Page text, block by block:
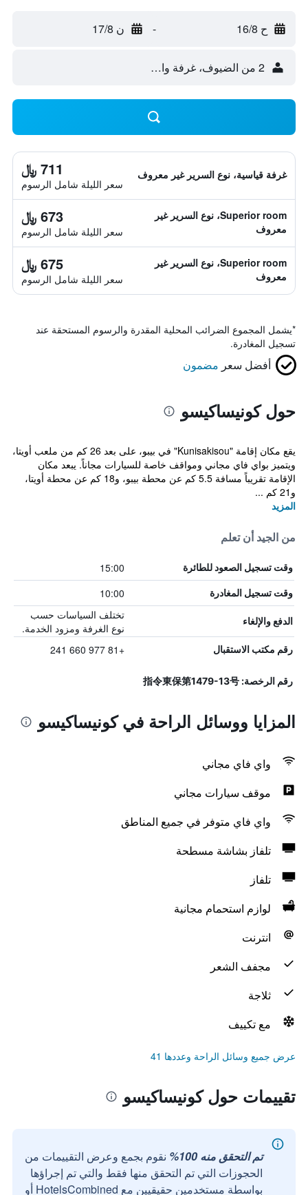
ح 16/8 - ن 17/8
2 من الضيوف، غرفة واحدة
غرفة قياسية، نوع السرير غير معروف 711 ﷼
سعر الليلة شامل الرسوم
Superior room، نوع السرير غير
معروف
673 ﷼
سعر الليلة شامل الرسوم
Superior room، نوع السرير غير
معروف
675 ﷼
سعر الليلة شامل الرسوم
*يشمل المجموع الضرائب المحلية المقدرة والرسوم المستحقة عند
تسجيل المغادرة.
أفضل سعر مضمون
حول كونيساكيسو
يقع مكان إقامة "Kunisakisou" في بيبو، على بعد 26 كم من ملعب أويتا،
ويتميز بواي فاي مجاني ومواقف خاصة للسيارات مجاناً. يبعد مكان
الإقامة تقريباً مسافة 5.5 كم عن محطة بيبو، و18 كم عن محطة أويتا،
و21 كم ...
المزيد
من الجيد أن تعلم
وقت تسجيل الصعود للطائرة 15:00
وقت تسجيل المغادرة 10:00
الدفع والإلغاء
تختلف السياسات حسب
نوع الغرفة ومزود الخدمة.
رقم مكتب الاستقبال +81 977 660 241
رقم الرخصة: 指令東保第1479-13号
المزايا ووسائل الراحة في كونيساكيسو
واي فاي مجاني
موقف سيارات مجاني
واي فاي متوفر في جميع المناطق
تلفاز بشاشة مسطحة
تلفاز
لوازم استحمام مجانية
انترنت
مجفف الشعر
ثلاجة
مع تكييف
عرض جميع وسائل الراحة وعددها 41
تقييمات حول كونيساكيسو
تم التحقق منه 100%
نقوم بجمع وعرض التقييمات من
الحجوزات التي تم التحقق منها فقط والتي تم إجراؤها
بواسطة مستخدمين حقيقيين مع HotelsCombined أو